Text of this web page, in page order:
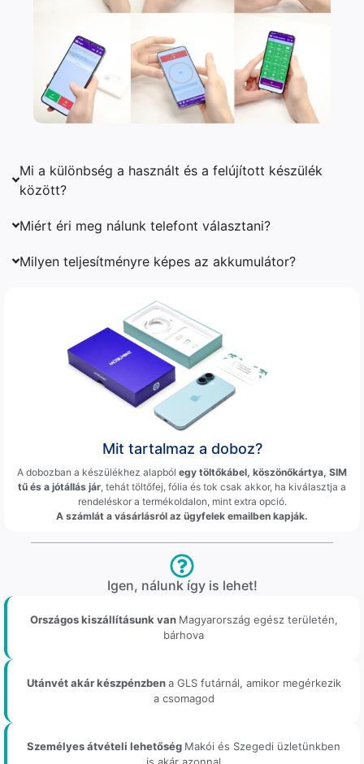
Mi a különbség a használt és a felújított készülék
között?
Miért éri meg nálunk telefont választani?
Milyen teljesítményre képes az akkumulátor?
Mit tartalmaz a doboz?
A dobozban a készülékhez alapból egy töltőkábel, köszönőkártya, SIM
tű és a jótállás jár, tehát töltőfej, fólia és tok csak akkor, ha kiválasztja a
rendeléskor a termékoldalon, mint extra opció.
A számlát a vásárlásról az ügyfelek emailben kapják.
Igen, nálunk így is lehet!
Országos kiszállításunk van Magyarország egész területén,
bárhova
Utánvét akár készpénzbena GLS futárnál, amikor megérkezik
a csomagod
Személyes átvételi lehetőség Makói és Szegedi üzletünkben